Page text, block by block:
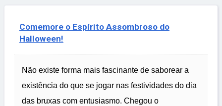
Comemore o Espírito Assombroso do
Halloween!
Não existe forma mais fascinante de saborear a
existência do que se jogar nas festividades do dia
das bruxas com entusiasmo. Chegou o